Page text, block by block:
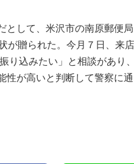
〒950-1189
025-210-1200
営業時間 9:00～18:00
として、米沢市の南原郵便
が贈られた。今月７日、来
り込みたい」と相談があり
性が高いと判断して警察に通